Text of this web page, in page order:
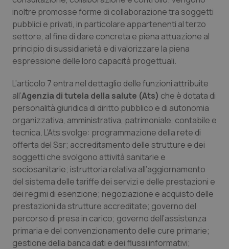
inoltre promosse forme di collaborazione tra soggetti
pubblici e privati, in particolare appartenenti al terzo
settore, al fine di dare concreta e piena attuazione al
principio di sussidiarietà e di valorizzare la piena
espressione delle loro capacità progettuali.
L’articolo 7 entra nel dettaglio delle funzioni attribuite
all’Agenzia di tutela della salute (Ats) che è dotata di
personalità giuridica di diritto pubblico e di autonomia
organizzativa, amministrativa, patrimoniale, contabile e
tecnica. L’Ats svolge: programmazione della rete di
offerta del Ssr; accreditamento delle strutture e dei
soggetti che svolgono attività sanitarie e
sociosanitarie; istruttoria relativa all’aggiornamento
del sistema delle tariffe dei servizi e delle prestazioni e
dei regimi di esenzione; negoziazione e acquisto delle
prestazioni da strutture accreditate; governo del
percorso di presa in carico; governo dell’assistenza
primaria e del convenzionamento delle cure primarie;
gestione della banca dati e dei flussi informativi;